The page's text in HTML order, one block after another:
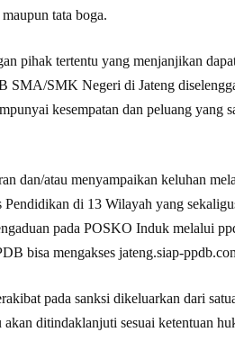
tata boga.
pihak tertentu yang menjanjikan
SMA/SMK Negeri di Jateng
kesempatan dan peluang yang
dan/atau menyampaikan keluhan
di 13 Wilayah yang
pada POSKO Induk melalui
bisa mengakses jateng.siap-
pada sanksi dikeluarkan dari
ditindaklanjuti sesuai ketentuan